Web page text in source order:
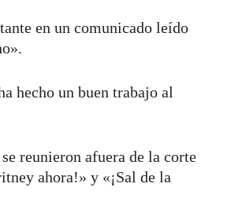
en un comunicado leído
hecho un buen trabajo al
reunieron afuera de la corte
ahora!» y «¡Sal de la